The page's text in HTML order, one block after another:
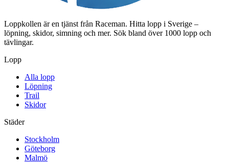
Loppkollen är en tjänst från Raceman. Hitta lopp i Sverige –
löpning, skidor, simning och mer. Sök bland över 1000 lopp och
tävlingar.
Lopp
Alla lopp
Löpning
Trail
Skidor
Städer
Stockholm
Göteborg
Malmö